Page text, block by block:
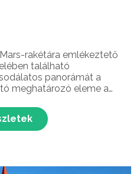
rakétára emlékeztető
található
panorámát a
meghatározó eleme a